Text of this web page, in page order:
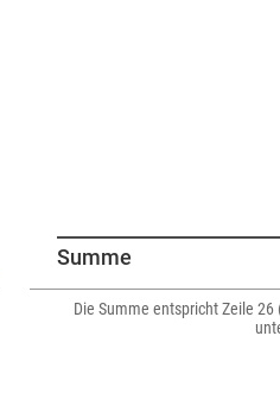
Summe
Die Summe entspricht Zeile